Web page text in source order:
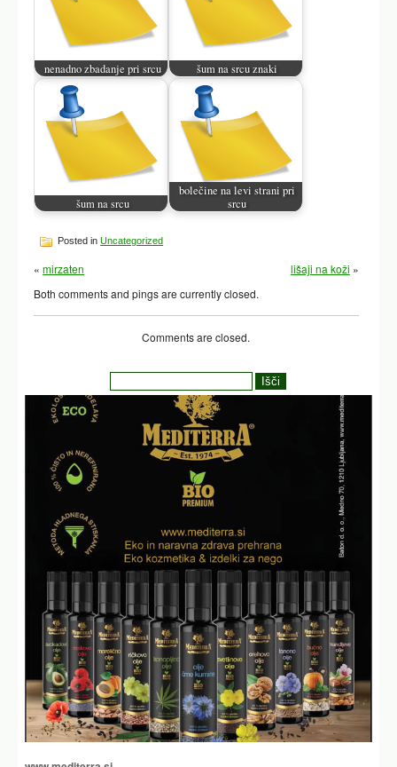
nenadno zbadanje pri srcu šum na srcu znaki
šum na srcu
bolečine na levi strani pri
srcu
Posted inUncategorized
«mirzaten lišaji na koži »
Both comments and pings are currently closed.
Comments are closed.